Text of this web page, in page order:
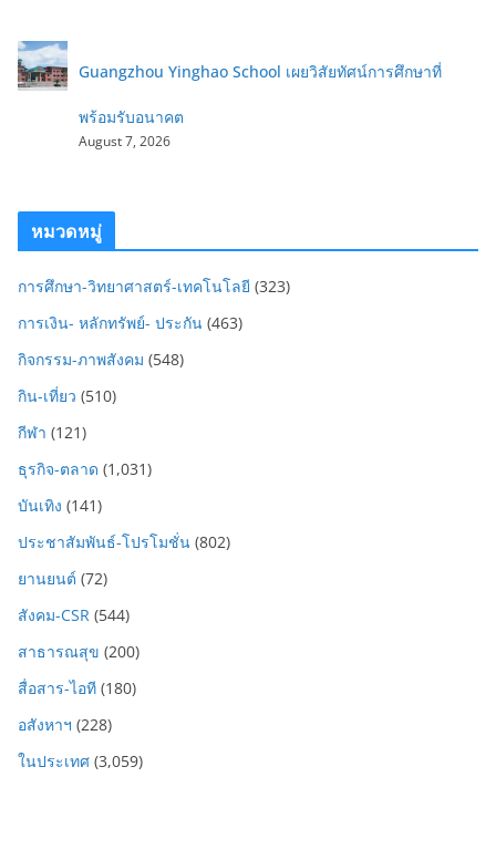
Guangzhou Yinghao School เผยวิสัยทัศน์การศึกษาที่
พร้อมรับอนาคต
August 7, 2026
หมวดหมู่
การศึกษา-วิทยาศาสตร์-เทคโนโลยี (323)
การเงิน- หลักทรัพย์- ประกัน (463)
กิจกรรม-ภาพสังคม (548)
กิน-เที่ยว (510)
กีฬา (121)
ธุรกิจ-ตลาด (1,031)
บันเทิง (141)
ประชาสัมพันธ์-โปรโมชั่น (802)
ยานยนต์ (72)
สังคม-CSR (544)
สาธารณสุข (200)
สื่อสาร-ไอที (180)
อสังหาฯ (228)
ในประเทศ (3,059)